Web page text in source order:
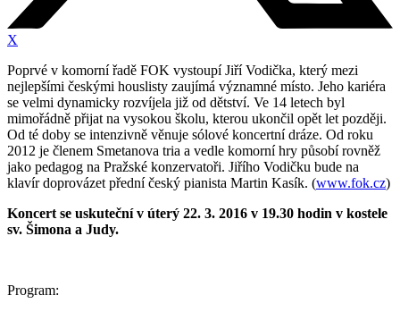
X
Poprvé v komorní řadě FOK vystoupí Jiří Vodička, který mezi
nejlepšími českými houslisty zaujímá významné místo. Jeho kariéra
se velmi dynamicky rozvíjela již od dětství. Ve 14 letech byl
mimořádně přijat na vysokou školu, kterou ukončil opět let později.
Od té doby se intenzivně věnuje sólové koncertní dráze. Od roku
2012 je členem Smetanova tria a vedle komorní hry působí rovněž
jako pedagog na Pražské konzervatoři. Jiřího Vodičku bude na
klavír doprovázet přední český pianista Martin Kasík. (www.fok.cz)
Koncert se uskuteční v úterý 22. 3. 2016 v 19.30 hodin v kostele
sv. Šimona a Judy.
Program: